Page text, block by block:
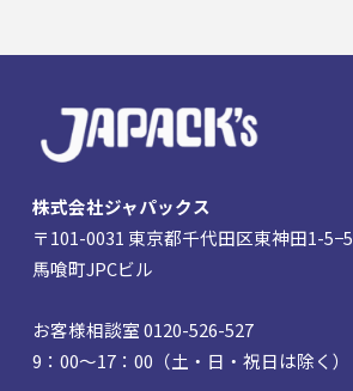
株式会社ジャパックス
〒101-0031 東京都千代田区東神田1-5−5
馬喰町JPCビル
お客様相談室 0120-526-527
9：00～17：00（土・日・祝日は除く）